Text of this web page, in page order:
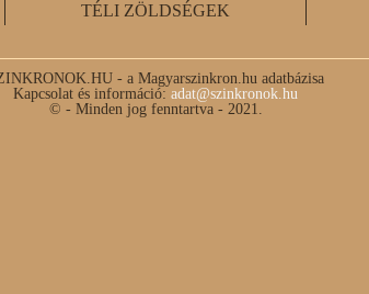
TÉLI ZÖLDSÉGEK
- a Magyarszinkron.hu adatbázisa
Kapcsolat és információ: adat@szinkronok.hu
© - Minden jog fenntartva - 2021.